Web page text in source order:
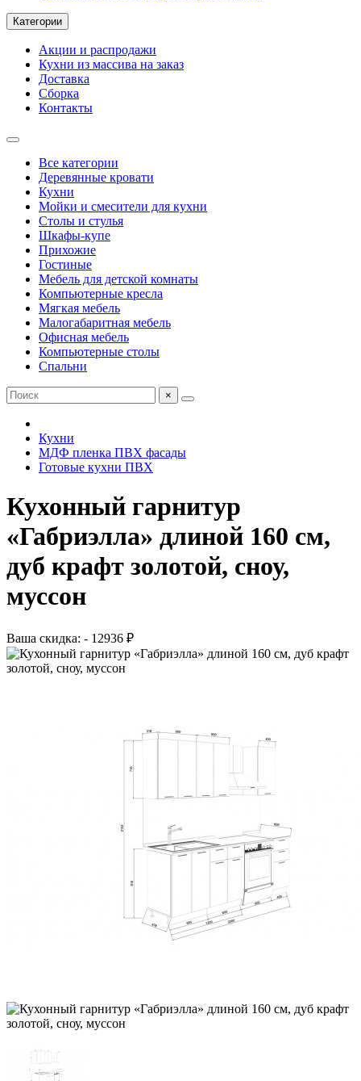
Категории
Акции и распродажи
Кухни из массива на заказ
Доставка
Сборка
Контакты
Все категории
Деревянные кровати
Кухни
Мойки и смесители для кухни
Столы и стулья
Шкафы-купе
Прихожие
Гостиные
Мебель для детской комнаты
Компьютерные кресла
Мягкая мебель
Малогабаритная мебель
Офисная мебель
Компьютерные столы
Спальни
×
Кухни
МДФ пленка ПВХ фасады
Готовые кухни ПВХ
Кухонный гарнитур
«Габриэлла» длиной 160 см,
дуб крафт золотой, сноу,
муссон
Ваша скидка: - 12936 ₽